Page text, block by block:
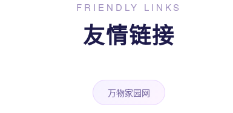
FRIENDLY LINKS
友情链接
万物家园网